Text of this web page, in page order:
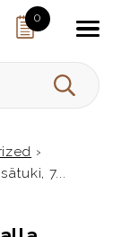
0
HAE
›
7...